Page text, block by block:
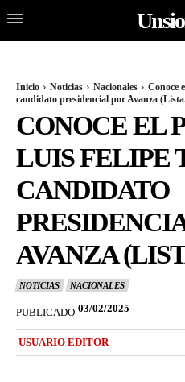
Inicio Noticias Nacionales
Conoce
candidato presidencial por Avanza
CONOCE EL
LUIS FELIPE
CANDIDATO
AVANZA
NOTICIAS NACIONALES
PUBLICADO 03/02/2025
USUARIO EDITOR